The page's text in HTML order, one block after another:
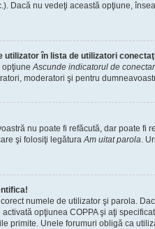
Dacă nu vedeţi această opţiune,
utilizator în lista de utilizatori
opţiuneAscunde indicatorul de
moderatori şi pentru
nu poate fi refăcută, dar poate fi
şi folosiţi legăturaAm uitat parola.
numele de utilizator şi parola.
opţiunea COPPA şi aţi
primite. Unele forumuri obligă ca